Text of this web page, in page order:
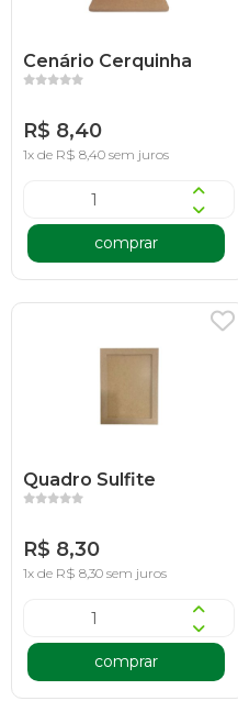
Cenário Cerquinha
R$ 8,40
1x de R$ 8,40 sem juros
comprar
Quadro Sulfite
R$ 8,30
1x de R$ 8,30 sem juros
comprar